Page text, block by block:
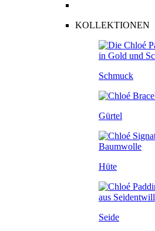
KOLLEKTIONEN
Schmuck
Gürtel
Hüte
Seide